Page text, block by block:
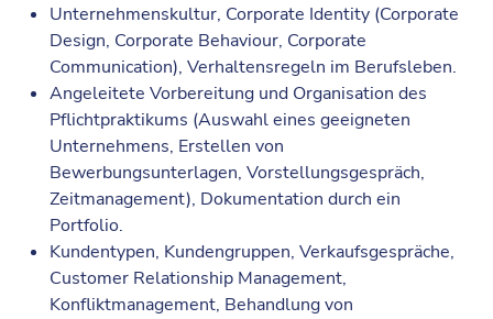
Unternehmenskultur, Corporate Identity (Corporate
Design, Corporate Behaviour, Corporate
Communication), Verhaltensregeln im Berufsleben.
Angeleitete Vorbereitung und Organisation des
Pflichtpraktikums (Auswahl eines geeigneten
Unternehmens, Erstellen von
Bewerbungsunterlagen, Vorstellungsgespräch,
Zeitmanagement), Dokumentation durch ein
Portfolio.
Kundentypen, Kundengruppen, Verkaufsgespräche,
Customer Relationship Management,
Konfliktmanagement, Behandlung von